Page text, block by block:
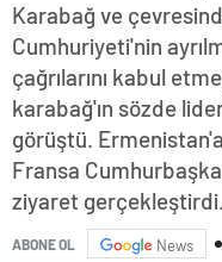
Karabağ ve
Cumhuriyeti'nin
çağrılarını kabul
karabağ'ın sözde
görüştü.
Fransa
ziyaret gerçekleştirdi.
ABONE OL News